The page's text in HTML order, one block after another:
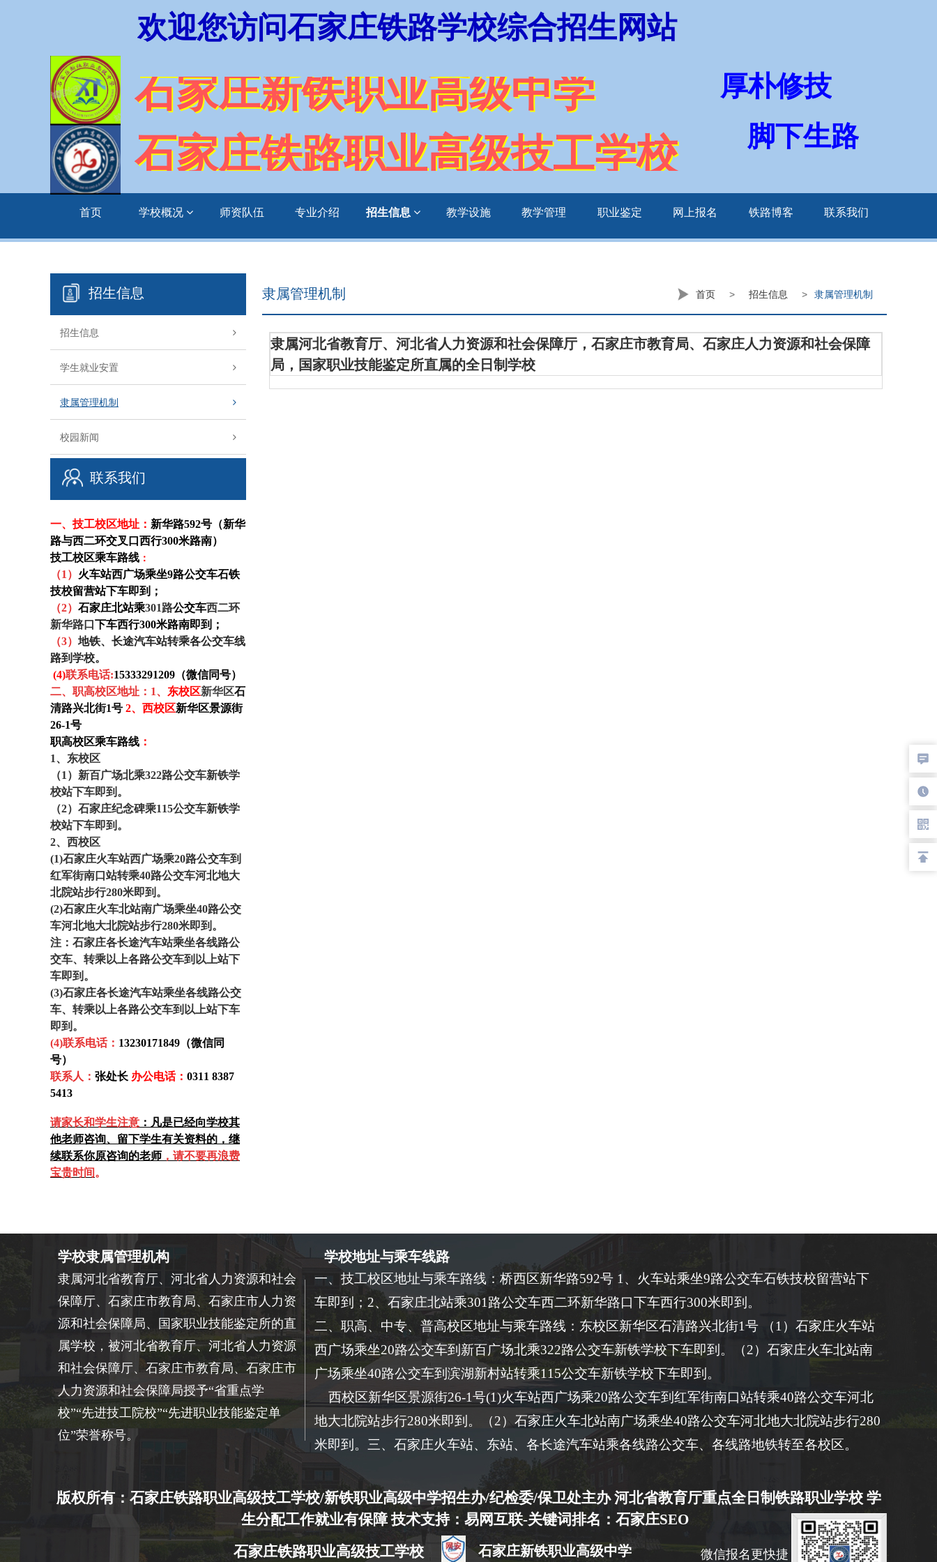
厚朴修技
脚下生路
石家庄新铁职业高级中学
石家庄铁路职业高级技工学校
首页 学校概况 师资队伍 专业介绍 招生信息 教学设施 教学管理 职业鉴定 网上报名 铁路博客 联系我们
欢迎您访问石家庄铁路学校综合招生网站
隶属管理机制 首页 > 招生信息 > 隶属管理机制
招生信息
学生就业安置
隶属管理机制
校园新闻
一、技工校区地址： 新华路592号（新华
路与西二环交叉口西行300米路南）
技工校区乘车路线 ：
（1） 火车站西广场乘坐9路公交车石铁
技校留营站下车即到；
（2） 石家庄北站乘301路公交车西二环
新华路口 下车西行300米路南即到 ；
（3） 地铁、长途汽车站转乘各公交车线
路到学校。
(4)联系电话:15333291209（微信同号）
二、职高校区地址 ：1、 东校区新华区石
清路兴北街1号 2、西校区新华区景源街
26-1号
职高校区乘车路线 ：
1、东校区
（1）新百广场北乘322路公交车新铁学
校站下车即到。
（2）石家庄纪念碑乘115公交车新铁学
校站下车即到。
2、西校区
(1)石家庄火车站西广场乘20路公交车到
红军街南口站转乘40路公交车河北地大
北院站步行280米即到。
(2)石家庄火车北站南广场乘坐40路公交
车河北地大北院站步行280米即到。
注：石家庄各长途汽车站乘坐各线路公
交车、转乘以上各路公交车到以上站下
车即到。
(3)石家庄各长途汽车站乘坐各线路公交
车、转乘以上各路公交车到以上站下车
即到。
(4)联系电话： 13230171849（微信同
号）
联系人： 张处长 办公电话： 0311 8387
5413
请家长和学生注意 ：凡是已经向学校其
他老师咨询、留下学生有关资料的， 继
续联系你原咨询的老师 ，请不要再浪费
宝贵时间。
联系我们
招生信息
隶属河北省教育厅、河北省人力资源和社会保障厅， 石家庄市教育局、石家庄人力资源和社会保障
局，国家职业技能鉴定所直属的全日制学校
学校地址与乘车线路
一、技工校区地址与乘车路线：桥西区新华路592号 1、火车站乘坐9路公交车石铁技校留营站下
车即到；2、石家庄北站乘301路公交车西二环新华路口下车西行300米即到。
二、职高、中专、普高校区地址与乘车路线：东校区新华区石清路兴北街1号 （1）石家庄火车站
西广场乘坐20路公交车到新百广场北乘322路公交车新铁学校下车即到。（2）石家庄火车北站南
广场乘坐40路公交车到滨湖新村站转乘115公交车新铁学校下车即到。
西校区新华区景源街26-1号(1)火车站西广场乘20路公交车到红军街南口站转乘40路公交车河北
地大北院站步行280米即到。（2）石家庄火车北站南广场乘坐40路公交车河北地大北院站步行280
米即到。三、石家庄火车站、东站、各长途汽车站乘各线路公交车、各线路地铁转至各校区。
学校隶属管理机构
隶属河北省教育厅、河北省人力资源和社会
保障厅、石家庄市教育局、石家庄市人力资
源和社会保障局、国家职业技能鉴定所的直
属学校，被河北省教育厅、河北省人力资源
和社会保障厅、石家庄市教育局、石家庄市
人力资源和社会保障局授予“省重点学
校”“先进技工院校”“先进职业技能鉴定单
位”荣誉称号。
微信报名更快捷
石家庄新铁职业高级中学
版权所有：石家庄铁路职业高级技工学校/新铁职业高级中学招生办/纪检委/保卫处主办 河北省教育厅重点全日制铁路职业学校 学
生分配工作就业有保障 技术支持：易网互联-关键词排名：石家庄SEO
石家庄铁路职业高级技工学校